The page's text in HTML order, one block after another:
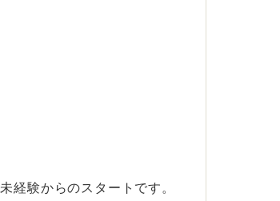
経験からのスタートです。